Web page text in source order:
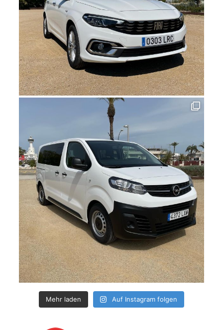
Mehr laden Auf Instagram folgen